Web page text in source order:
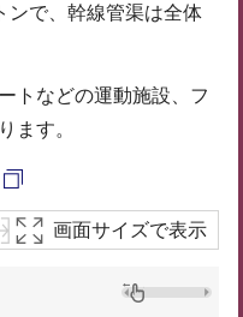
ンで、幹線管渠は全体
トなどの運動施設、フ
ます。
画面サイズで表示